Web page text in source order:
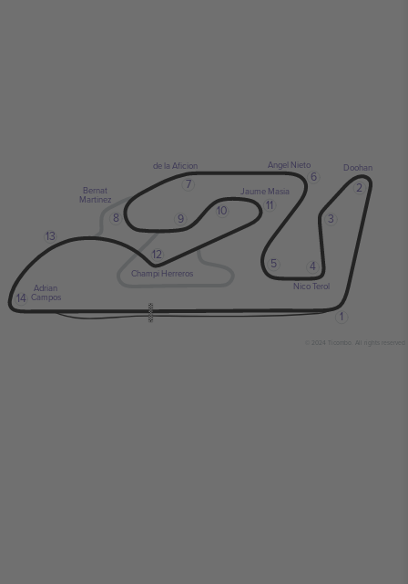
1
2
3
4
5
6
7
8 9
10 11
12
13
14
© 2024 Ticombo. All rights reserved
Nico Terol
Doohan
Angel Nieto
de la Aficion
Jaume Masia
Bernat
Martinez
Champi Herreros
Adrian
Campos